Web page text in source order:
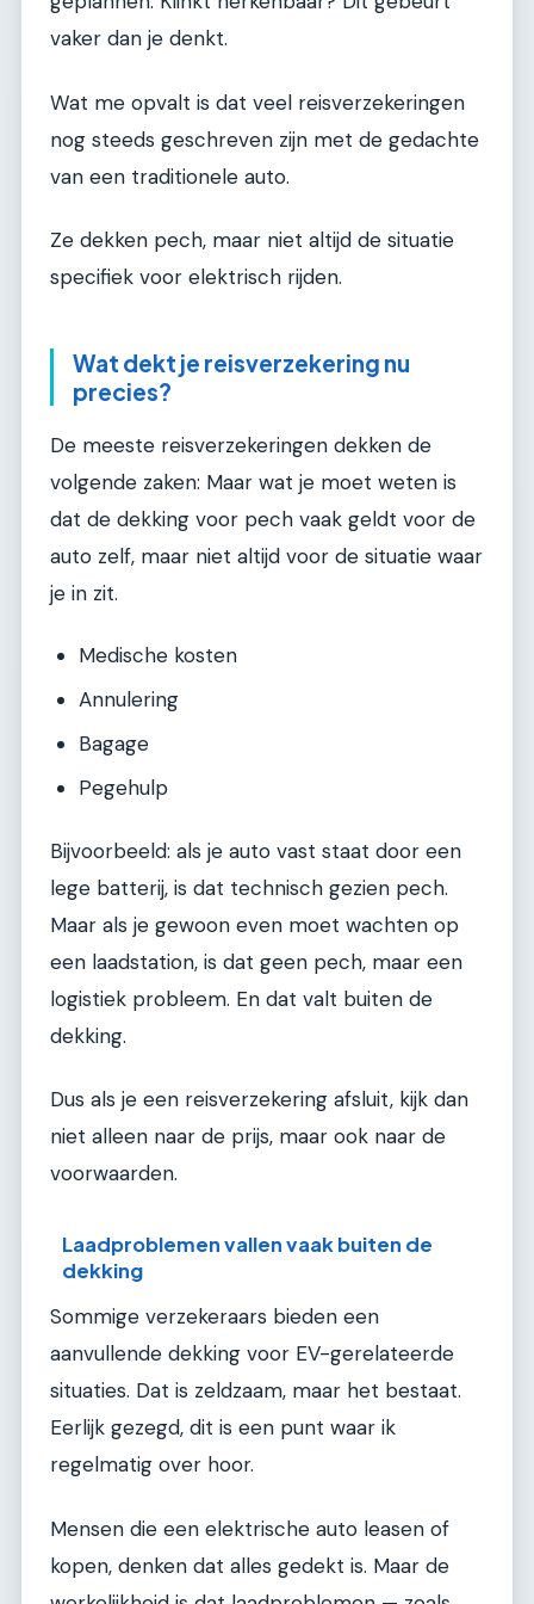
vaker dan je denkt.
Wat me opvalt is dat veel reisverzekeringen
nog steeds geschreven zijn met de gedachte
van een traditionele auto.
Ze dekken pech, maar niet altijd de situatie
specifiek voor elektrisch rijden.
Wat dekt je reisverzekering nu
precies?
De meeste reisverzekeringen dekken de
volgende zaken: Maar wat je moet weten is
dat de dekking voor pech vaak geldt voor de
auto zelf, maar niet altijd voor de situatie waar
je in zit.
Medische kosten
Annulering
Bagage
Pegehulp
Bijvoorbeeld: als je auto vast staat door een
lege batterij, is dat technisch gezien pech.
Maar als je gewoon even moet wachten op
een laadstation, is dat geen pech, maar een
logistiek probleem. En dat valt buiten de
dekking.
Dus als je een reisverzekering afsluit, kijk dan
niet alleen naar de prijs, maar ook naar de
voorwaarden.
Laadproblemen vallen vaak buiten de
dekking
Sommige verzekeraars bieden een
aanvullende dekking voor EV-gerelateerde
situaties. Dat is zeldzaam, maar het bestaat.
Eerlijk gezegd, dit is een punt waar ik
regelmatig over hoor.
Mensen die een elektrische auto leasen of
kopen, denken dat alles gedekt is. Maar de